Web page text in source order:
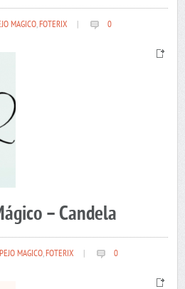
MAGICO,FOTERIX 0
– Candela
MAGICO,FOTERIX 0